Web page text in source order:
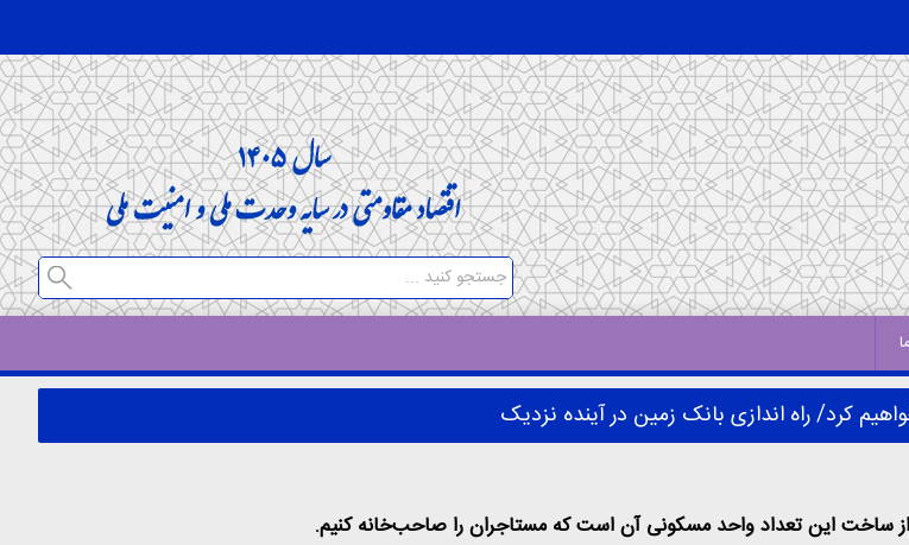
کرد/ راه اندازی بانک زمین در آینده نزدیک
.